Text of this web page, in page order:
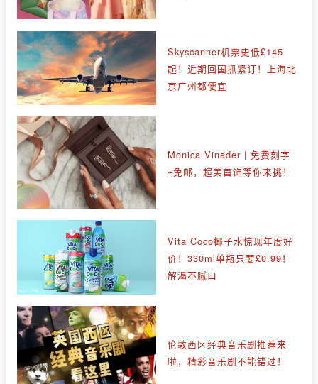
Skyscanner机票史低£145
起！近期回国抓紧订！上海北
京广州都便宜
Monica Vinader | 免费刻字
+免邮，超美首饰等你来挑！
Vita Coco椰子水惊现年度好
价！330ml单瓶只要£0.99！
解渴不腻口
伦敦西区经典音乐剧推荐来
啦，精彩音乐剧不能错过！